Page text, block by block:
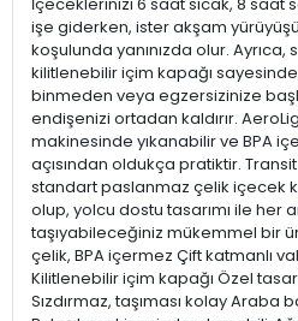
İçeceklerinizi 6 saat sıcak, 8 saat
işe giderken, ister akşam
koşulunda yanınızda olur. Ayrıca,
kilitlenebilir içim kapağı
binmeden veya egzersizinize
endişenizi ortadan kaldırır.
makinesinde yıkanabilir ve BPA
açısından oldukça pratiktir. Transit
standart paslanmaz çelik içecek
olup, yolcu dostu tasarımı ile her
taşıyabileceğiniz mükemmel bir
çelik, BPA içermez Çift katmanlı
Kilitlenebilir içim kapağı Özel
Sızdırmaz, taşıması kolay Araba